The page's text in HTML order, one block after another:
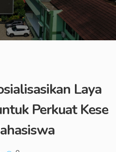
Laya
Perkuat Kese